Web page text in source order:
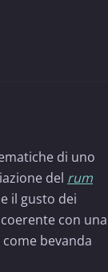
di uno
del rum
il gusto dei
coerente con una
bevanda